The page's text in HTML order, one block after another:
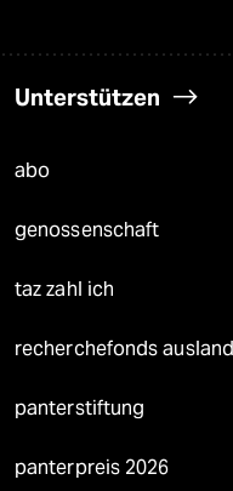
Unterstützen
abo
genossenschaft
taz zahl ich
recherchefonds ausland
panterstiftung
panterpreis 2026